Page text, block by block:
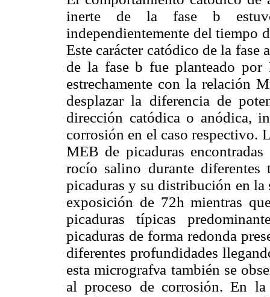
inerte de la fase b
independientemente del tiempo
Este carácter catódico de la
de la fase b fue planteado por
estrechamente con la relación
desplazar la diferencia de
dirección catódica o anódica,
corrosión en el caso respectivo.
MEB de picaduras
rocío salino durante
picaduras y su distribución en la
exposición de 72h mientras
picaduras típicas
picaduras de forma redonda
diferentes profundidades
esta micrografνa también se
al proceso de corrosión. En